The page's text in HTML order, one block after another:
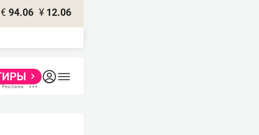
€ 94.06 ¥ 12.06